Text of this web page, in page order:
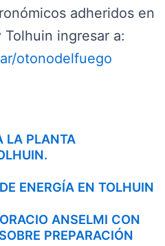
adheridos en
Tolhuin ingresar a:
otonodelfuego
LA PLANTA
ENERGÍA EN TOLHUIN
ANSELMI CON
PREPARACIÓN